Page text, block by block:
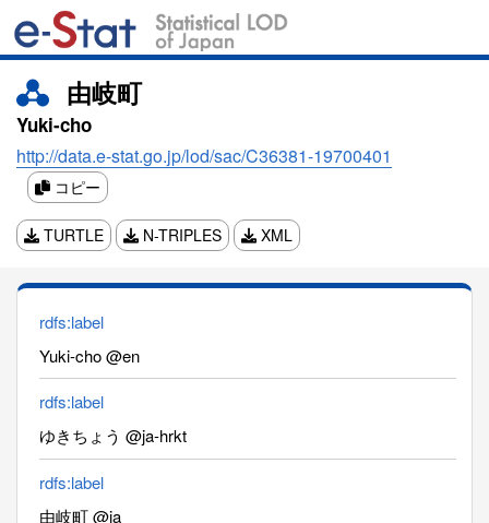
由岐町
Yuki-cho
http://data.e-stat.go.jp/lod/sac/C36381-19700401
コピー
TURTLE N-TRIPLES XML
rdfs:label
Yuki-cho @en
rdfs:label
ゆきちょう @ja-hrkt
rdfs:label
由岐町 @ja